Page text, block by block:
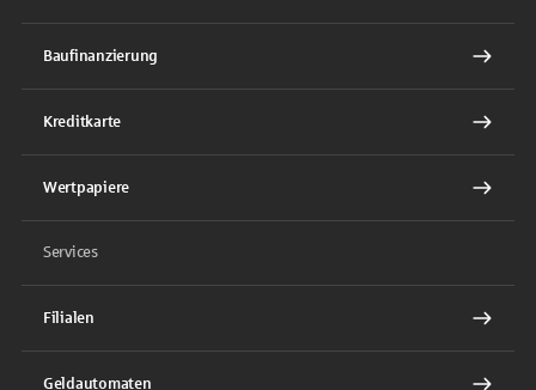
Baufinanzierung
Kreditkarte
Wertpapiere
Services
Filialen
Geldautomaten